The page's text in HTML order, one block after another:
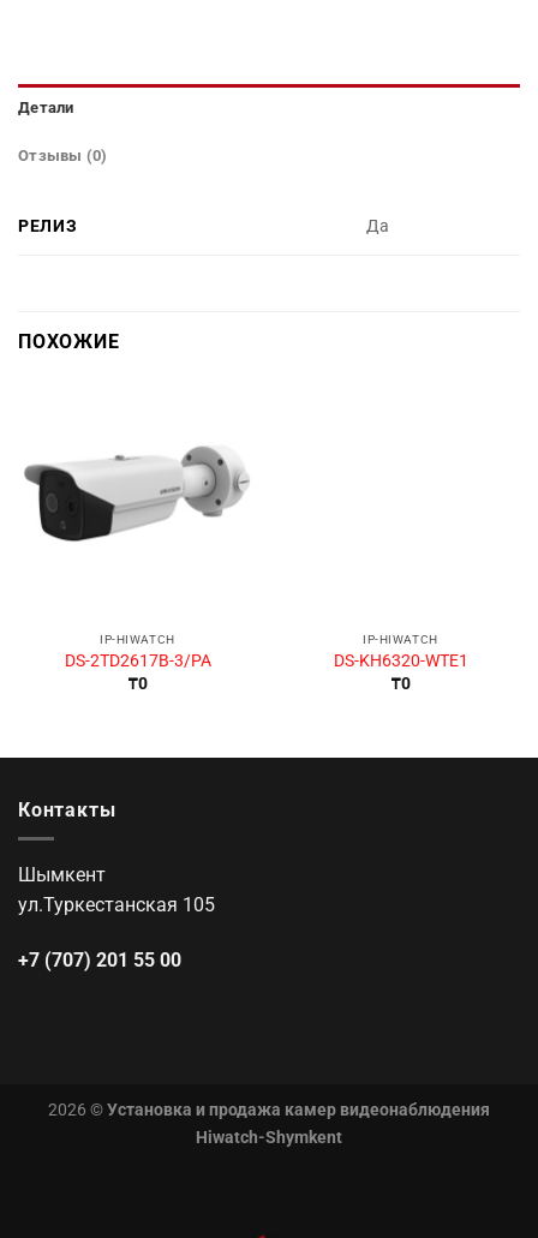
Детали
Отзывы (0)
РЕЛИЗ Да
ПОХОЖИЕ
IP-HIWATCH
DS-2TD2617B-3/PA
₸0
IP-HIWATCH
DS-KH6320-WTE1
₸0
Контакты
Шымкент
ул.Туркестанская 105
+7 (707) 201 55 00
2026 ©Установка и продажа камер видеонаблюдения
Hiwatch-Shymkent